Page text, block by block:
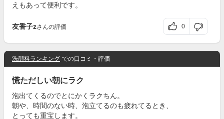
えもあって便利です。
友香子zさんの評価 0
洗顔料ランキング での口コミ・評価
慌ただしい朝にラク
泡出てくるのでとにかくラクちん。
朝や、時間のない時、泡立てるのも疲れてるとき、
とっても重宝します。